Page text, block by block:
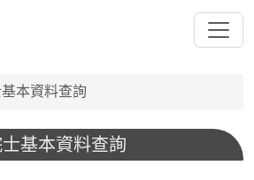
基本資料查詢
士基本資料查詢